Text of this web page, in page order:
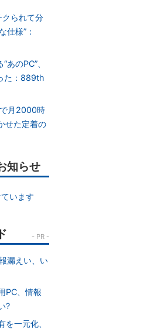
られて分
仕様”：
あのPC”、
た：889th
月2000時
せた定着の
知らせ
います
漏えい、い
PC、情報
?
一元化、